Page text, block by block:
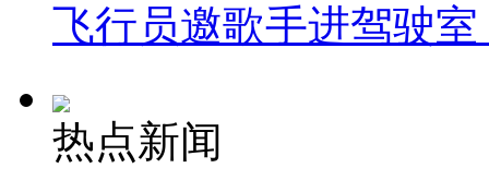
飞行员邀歌手进驾驶
热点新闻